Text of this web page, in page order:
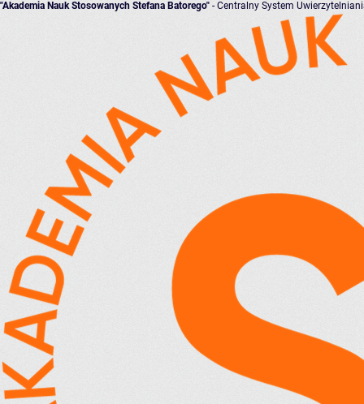
"Akademia Nauk Stosowanych Stefana Batorego" - Centralny System